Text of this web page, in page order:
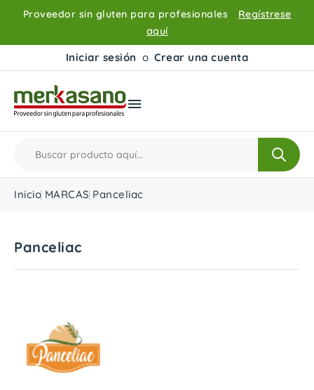
Proveedor sin gluten para profesionales
Regístrese
aquí
Iniciar sesión o Crear una cuenta

Inicio MARCAS Panceliac
Panceliac